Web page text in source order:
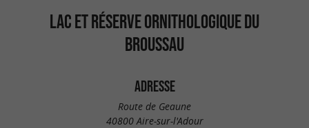
LAC ET RÉSERVE ORNITHOLOGIQUE DU
BROUSSAU
ADRESSE
Route de Geaune
40800 Aire-sur-l'Adour